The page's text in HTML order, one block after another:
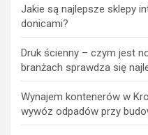
Jakie są najlepsze sklepy
donicami?
Druk ścienny – czym jest
branżach sprawdza się
Wynajem kontenerów w
wywóz odpadów przy